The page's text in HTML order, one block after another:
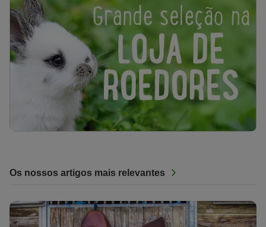
Os nossos artigos mais relevantes